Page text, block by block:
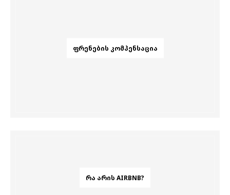
ᲤᲠᲔᲜᲔᲑᲘᲡ ᲙᲝᲛᲞᲔᲜᲡᲐᲪᲘᲐ
ᲠᲐ ᲐᲠᲘᲡ AIRBNB?